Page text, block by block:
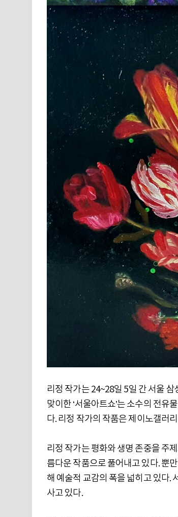
리정 작가는 24~28일 5일 간 서울
맞이한 ‘서울아트쇼’는 소수의 전유
다. 리정 작가의 작품은 제이노갤러
리정 작가는 평화와 생명 존중을 주
름다운 작품으로 풀어내고 있다. 뿐
해 예술적 교감의 폭을 넓히고 있다.
사고 있다.